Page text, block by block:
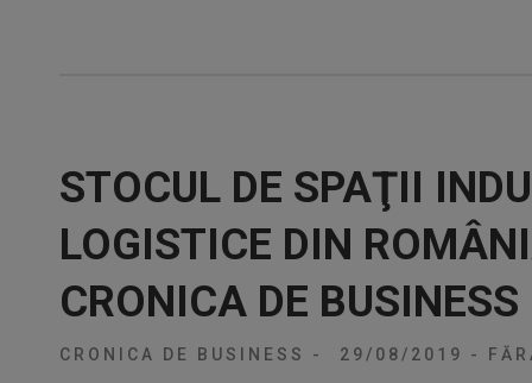
STOCUL DE SPAŢII
LOGISTICE DIN
CRONICA DE BUSINESS
CRONICA DE BUSINESS - 29/08/2019 -